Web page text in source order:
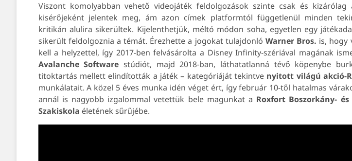
Viszont komolyabban vehető videojáték feldolgozások szinte csak és kizárólag
kisérőjeként jelentek meg, ám azon címek platformtól függetlenül minden
kritikán alulira sikerültek. Kijelenthetjük, méltó módon soha, egyetlen egy
sikerült feldolgoznia a témát. Érezhette a jogokat tulajdonló Warner Bros. is, hogy
kell a helyzettel, így 2017-ben felvásárolta a Disney Infinity-szériával magának
Avalanche Software stúdiót, majd 2018-ban, láthatatlanná tévő köpenybe
titoktartás mellett elindították a játék – kategóriáját tekintve nyitott világú akció-
munkálatait. A közel 5 éves munka idén véget ért, így február 10-től hatalmas
annál is nagyobb izgalommal vetettük bele magunkat a Roxfort Boszorkány- és
Szakiskola életének sűrűjébe.